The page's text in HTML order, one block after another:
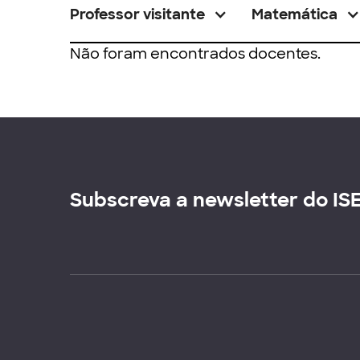
Professor visitante Matemática
Não foram encontrados docentes.
Subscreva a newsletter do